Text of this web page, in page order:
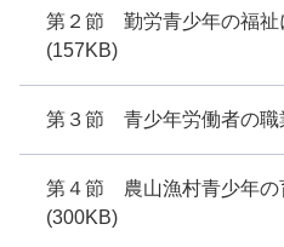
第２節 勤労青少年の福
(157KB)
第３節 青少年労働者の職
第４節 農山漁村青少年
(300KB)